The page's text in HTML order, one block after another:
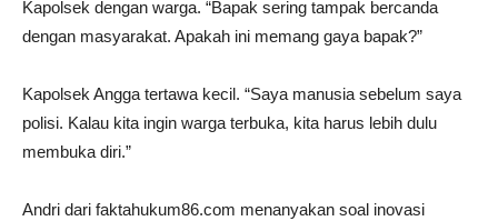
Kapolsek dengan warga. “Bapak sering tampak bercanda
dengan masyarakat. Apakah ini memang gaya bapak?”
Kapolsek Angga tertawa kecil. “Saya manusia sebelum saya
polisi. Kalau kita ingin warga terbuka, kita harus lebih dulu
membuka diri.”
Andri dari faktahukum86.com menanyakan soal inovasi